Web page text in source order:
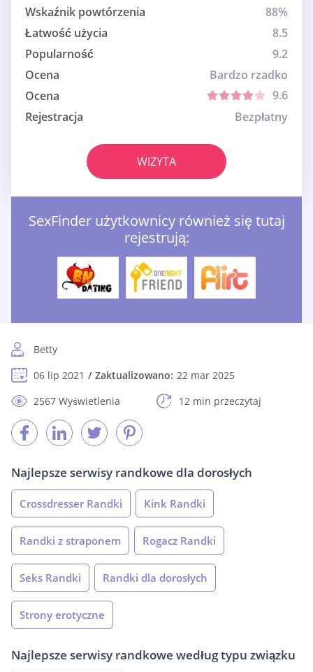
Wskaźnik powtórzenia
88%
Łatwość użycia
8.5
Popularność
9.2
Ocena
Bardzo rzadko
Ocena
9.6
Rejestracja
Bezpłatny
WIZYTA
SexFinder użytkownicy również się tutaj
rejestrują:
Betty
06 lip 2021
Zaktualizowano: 22 mar 2025
2567 Wyświetlenia
12 min przeczytaj
Najlepsze serwisy randkowe dla dorosłych
Crossdresser Randki Kink Randki
Randki z straponem Rogacz Randki
Seks Randki Randki dla dorosłych
Strony erotyczne
Najlepsze serwisy randkowe według typu związku